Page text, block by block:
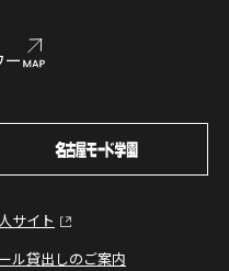
サイト
ル貸出しのご案内